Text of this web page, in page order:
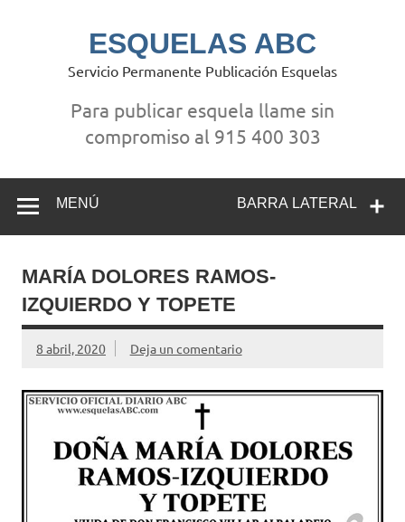
ESQUELAS ABC
Servicio Permanente Publicación Esquelas
Para publicar esquela llame sin
compromiso al 915 400 303
BARRA LATERAL
MENÚ
MARÍA DOLORES RAMOS-
IZQUIERDO Y TOPETE
8 abril, 2020 Deja un comentario